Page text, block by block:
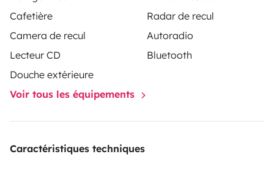
Cafetière
Radar de recul
Camera de recul
Autoradio
Lecteur CD
Bluetooth
Douche extérieure
Voir tous les équipements
Caractéristiques techniques